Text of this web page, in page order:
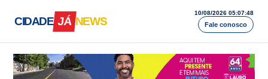
CIDADE JÁ NEWS
10/08/2026 05:07:49
Fale conosco